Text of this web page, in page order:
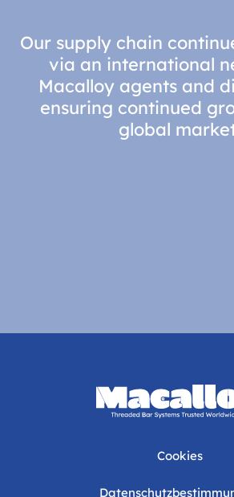
Our supply chain
via an international
Macalloy agents and
ensuring continued
global
Cookies